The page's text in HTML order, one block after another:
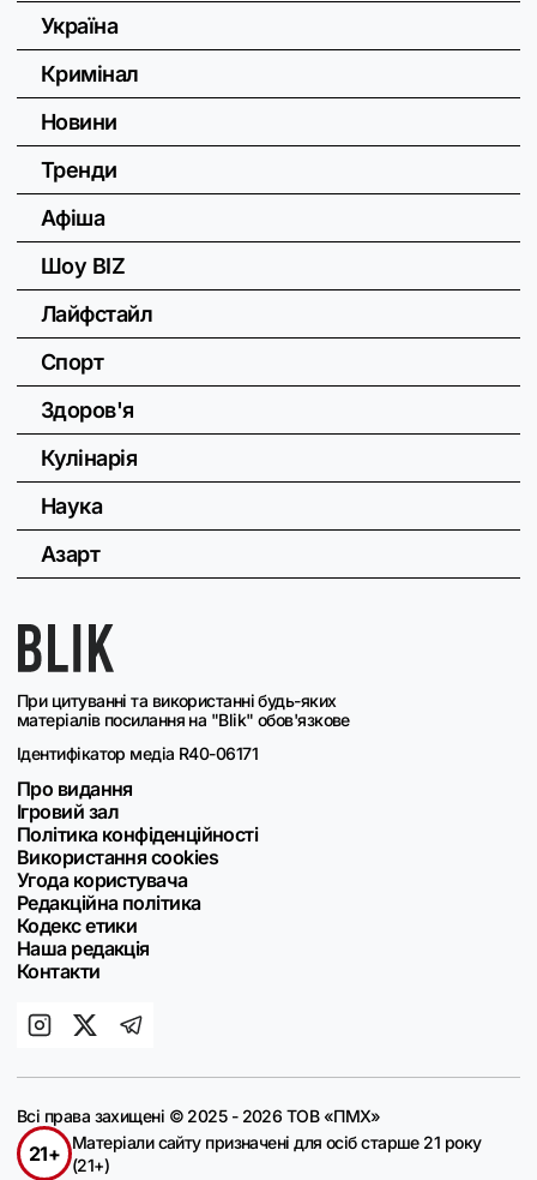
При цитуванні та використанні будь-яких
матеріалів посилання на "Blik" обов'язкове
Ідентифікатор медіа R40-06171
Про видання
Ігровий зал
Політика конфіденційності
Використання cookies
Угода користувача
Редакційна політика
Кодекс етики
Наша редакція
Контакти
Україна
Кримінал
Новини
Тренди
Афіша
Шоу BIZ
Лайфстайл
Спорт
Здоров'я
Кулінарія
Наука
Азарт
Всі права захищені © 2025 - 2026 ТОВ «ПМХ»
21+
Матеріали сайту призначені для осіб старше 21 року
(21+)